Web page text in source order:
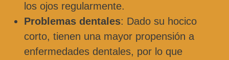
los ojos regularmente.
Problemas dentales: Dado su hocico
corto, tienen una mayor propensión a
enfermedades dentales, por lo que